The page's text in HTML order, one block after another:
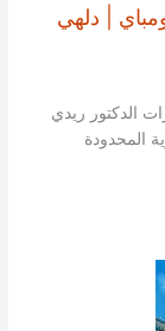
مومباي | دلهي
الدكتور ريدي
المحدودة